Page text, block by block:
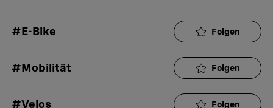
#E-Bike Folgen
#Mobilität Folgen
#Velos Folgen